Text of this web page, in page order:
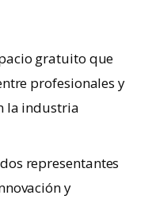
gratuito que
profesionales y
la industria
representantes
y